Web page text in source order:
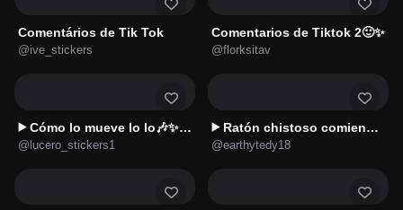
Comentários de Tik Tok
@ive_stickers
Comentarios de Tiktok 2🙂✨
@florksitav
▶️ Cómo lo mueve lo lo🎶✨💙(Pocoyo)
@lucero_stickers1
▶️ Ratón chistoso comiendo meme
@earthytedy18